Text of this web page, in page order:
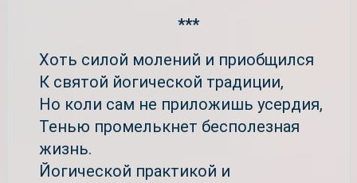
***
Хоть силой молений и приобщился
К святой йогической традиции,
Но коли сам не приложишь усердия,
Тенью промелькнет бесполезная
жизнь.
Йогической практикой и